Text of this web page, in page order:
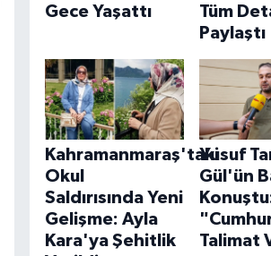
Gece Yaşattı
Tüm
Paylaştı
Kahramanmaraş'taki
Okul
Saldırısında Yeni
Gelişme: Ayla
Kara'ya Şehitlik
Yusuf
Gül'ün
Talimat